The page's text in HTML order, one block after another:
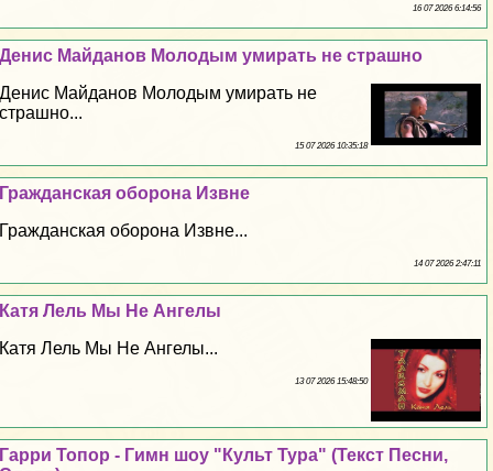
16 07 2026 6:14:56
Денис Майданов Молодым умирать не страшно
Денис Майданов Молодым умирать не
страшно...
15 07 2026 10:35:18
Гражданская оборона Извне
Гражданская оборона Извне...
14 07 2026 2:47:11
Катя Лель Мы Не Ангелы
Катя Лель Мы Не Ангелы...
13 07 2026 15:48:50
Гарри Топор - Гимн шоу "Культ Тура" (Текст Песни,